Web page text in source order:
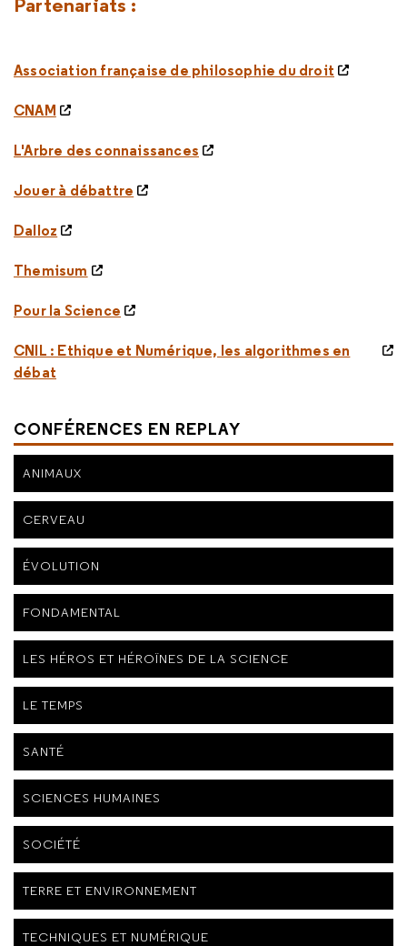
Association française de philosophie du droit
CNAM
L'Arbre des connaissances
Jouer à débattre
Dalloz
Themisum
Pour la Science
CNIL : Ethique et Numérique, les algorithmes en
débat
CONFÉRENCES EN REPLAY
ANIMAUX
CERVEAU
ÉVOLUTION
FONDAMENTAL
LES HÉROS ET HÉROÏNES DE LA SCIENCE
LE TEMPS
SANTÉ
SCIENCES HUMAINES
SOCIÉTÉ
TERRE ET ENVIRONNEMENT
TECHNIQUES ET NUMÉRIQUE